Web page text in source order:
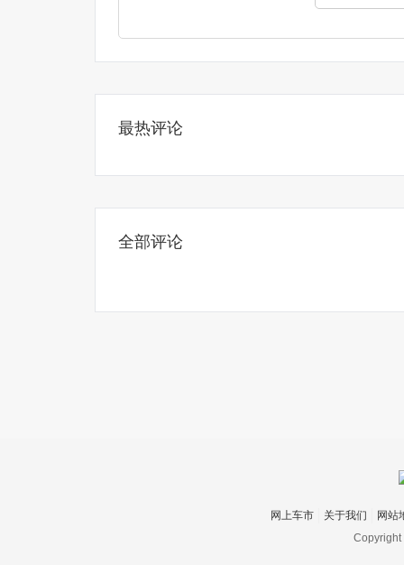
最热评论
全部评论
网上车市 关于我们
网站